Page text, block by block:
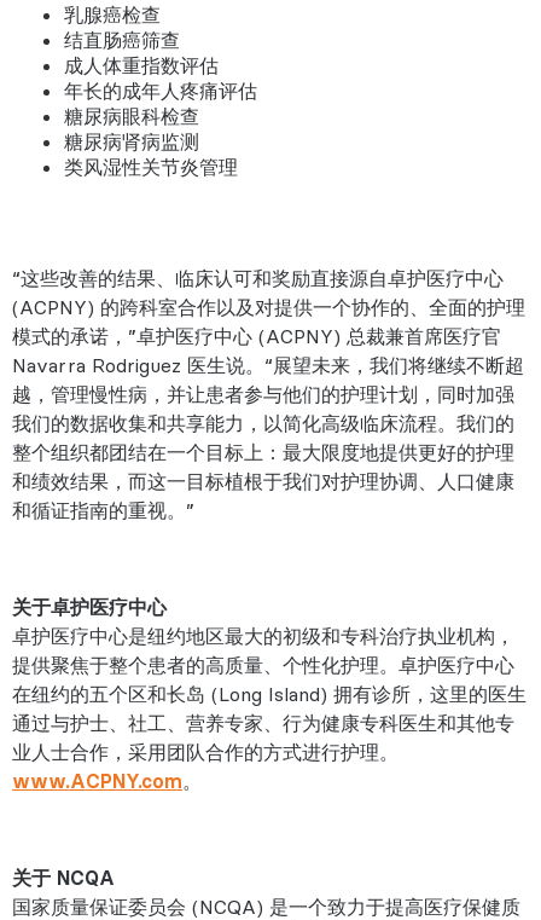
乳腺癌检查
结直肠癌筛查
成人体重指数评估
年长的成年人疼痛评估
糖尿病眼科检查
糖尿病肾病监测
类风湿性关节炎管理
“这些改善的结果、临床认可和奖励直接源自卓护医疗中心
(ACPNY) 的跨科室合作以及对提供一个协作的、全面的护理
模式的承诺，”卓护医疗中心 (ACPNY) 总裁兼首席医疗官
Navarra Rodriguez 医生说。“展望未来，我们将继续不断超
越，管理慢性病，并让患者参与他们的护理计划，同时加强
我们的数据收集和共享能力，以简化高级临床流程。我们的
整个组织都团结在一个目标上：最大限度地提供更好的护理
和绩效结果，而这一目标植根于我们对护理协调、人口健康
和循证指南的重视。”
关于卓护医疗中心
卓护医疗中心是纽约地区最大的初级和专科治疗执业机构，
提供聚焦于整个患者的高质量、个性化护理。卓护医疗中心
在纽约的五个区和长岛 (Long Island) 拥有诊所，这里的医生
通过与护士、社工、营养专家、行为健康专科医生和其他专
业人士合作，采用团队合作的方式进行护理。
www.ACPNY.com。
关于 NCQA
国家质量保证委员会 (NCQA) 是一个致力于提高医疗保健质